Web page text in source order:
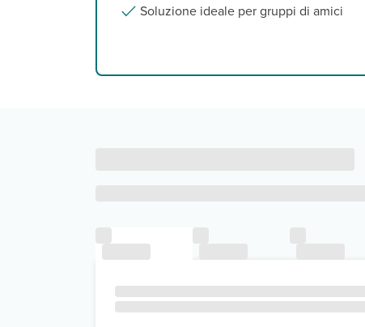
Soluzione ideale per gruppi di amici